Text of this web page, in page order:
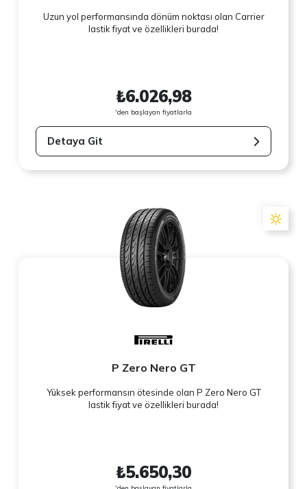
Uzun yol performansında dönüm noktası olan Carrier
lastik fiyat ve özellikleri burada!
₺6.026,98
'den başlayan fiyatlarla
Detaya Git
P Zero Nero GT
Yüksek performansın ötesinde olan P Zero Nero GT
lastik fiyat ve özellikleri burada!
₺5.650,30